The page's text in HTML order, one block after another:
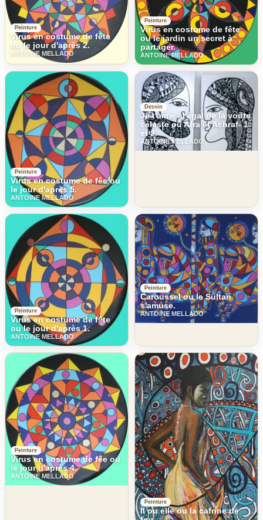
Peinture
Virus en costume de fête
ou le jour d'après 2.
ANTOINE MELLADO
Peinture
Virus en costume de fête
ou le jardin un secret à
partager.
ANTOINE MELLADO
Peinture
Virus en costume de fêe ou
le jour d'après 5.
ANTOINE MELLADO
Dessin
Je t'aime àl'égal de la voûte
céleste ou Afra et Achraf- 1
et 2.
ANTOINE MELLADO
Peinture
Virus en costume de f^te
ou le jour d'après 1.
ANTOINE MELLADO
Peinture
Caroussel ou le Sultan
s'amuse.
ANTOINE MELLADO
Peinture
Virus en costume de fêe ou
le jour d'après 4.
ANTOINE MELLADO
Peinture
Il ou elle ou la cafrine de